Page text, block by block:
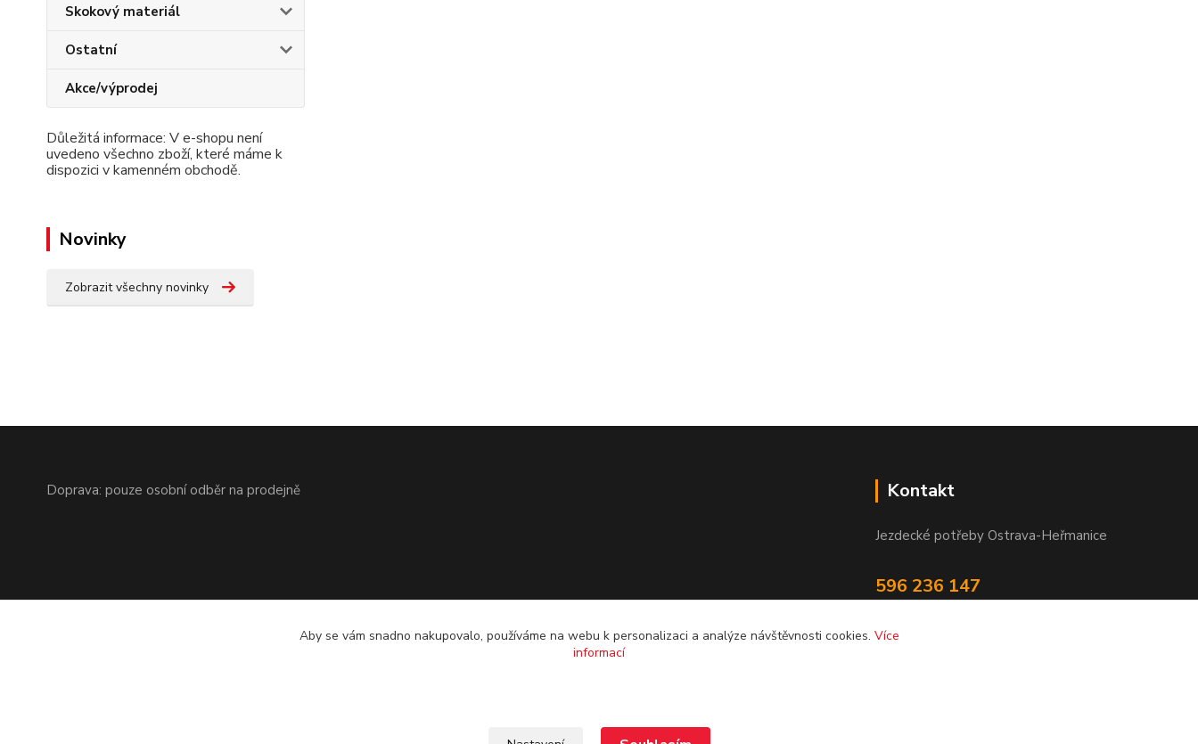
Skokový materiál
Ostatní
Akce/výprodej
Důležitá informace: V e-shopu není
uvedeno všechno zboží, které máme k
dispozici v kamenném obchodě.
Novinky
Zobrazit všechny novinky
Doprava: pouze osobní odběr na prodejně Kontakt
Jezdecké potřeby Ostrava-Heřmanice
596 236 147
Aby se vám snadno nakupovalo, používáme na webu k personalizaci a analýze návštěvnosti cookies. Více
informací